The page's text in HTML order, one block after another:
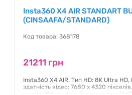
Insta360 X4 AIR STANDART
(CINSAAFA/STANDARD)
Код товара: 368178
21211 грн
Insta360 X4 AIR. Тип HD: 8K Ultra HD,
здатність відео: 7680 x 4320